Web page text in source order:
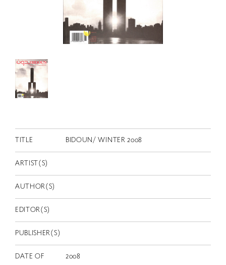
RETRACE
コンサート
出版物
CONTACT
JP
EN
TITLE BIDOUN/ WINTER 2008
ARTIST(S)
AUTHOR(S)
EDITOR(S)
PUBLISHER(S)
DATE OF
2008